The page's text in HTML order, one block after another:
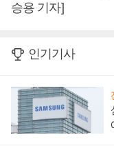
승용 기자]
인기기사